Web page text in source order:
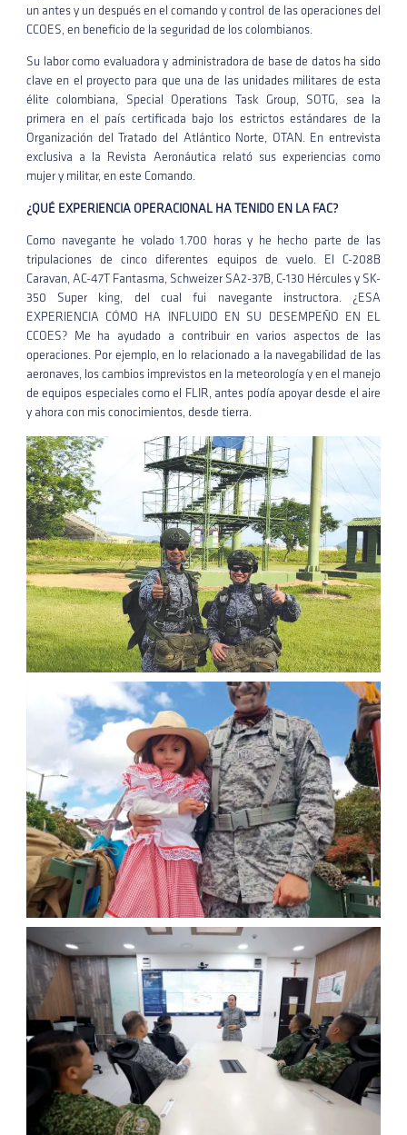
un antes y un después en el comando y control de las operaciones del
CCOES, en beneficio de la seguridad de los colombianos.
Su labor como evaluadora y administradora de base de datos ha sido
clave en el proyecto para que una de las unidades militares de esta
élite colombiana, Special Operations Task Group, SOTG, sea la
primera en el país certificada bajo los estrictos estándares de la
Organización del Tratado del Atlántico Norte, OTAN. En entrevista
exclusiva a la Revista Aeronáutica relató sus experiencias como
mujer y militar, en este Comando.
¿QUÉ EXPERIENCIA OPERACIONAL HA TENIDO EN LA FAC?
Como navegante he volado 1.700 horas y he hecho parte de las
tripulaciones de cinco diferentes equipos de vuelo. El C-208B
Caravan, AC-47T Fantasma, Schweizer SA2-37B, C-130 Hércules y SK-
350 Super king, del cual fui navegante instructora. ¿ESA
EXPERIENCIA CÓMO HA INFLUIDO EN SU DESEMPEÑO EN EL
CCOES? Me ha ayudado a contribuir en varios aspectos de las
operaciones. Por ejemplo, en lo relacionado a la navegabilidad de las
aeronaves, los cambios imprevistos en la meteorología y en el manejo
de equipos especiales como el FLIR, antes podía apoyar desde el aire
y ahora con mis conocimientos, desde tierra.